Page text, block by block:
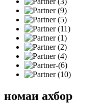
номаи ахбор